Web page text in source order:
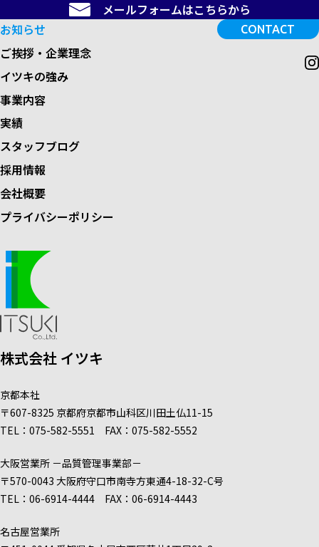
メールフォームはこちらから
お知らせ
ご挨拶・企業理念
イツキの強み
事業内容
実績
スタッフブログ
採用情報
会社概要
プライバシーポリシー
CONTACT
株式会社 イツキ
京都本社
〒607-8325 京都府京都市山科区川田土仏11-15
TEL： 075-582-5551 FAX：075-582-5552
大阪営業所 －品質管理事業部－
〒570-0043 大阪府守口市南寺方東通4-18-32-C号
TEL： 06-6914-4444 FAX：06-6914-4443
名古屋営業所